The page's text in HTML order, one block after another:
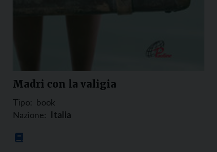
Madri con la valigia
Tipo: book
Nazione: Italia